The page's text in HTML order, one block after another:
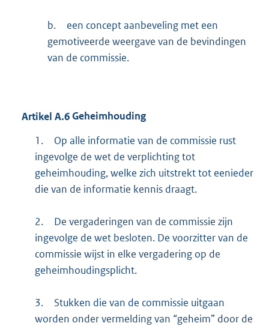
b.
een concept aanbeveling met een
gemotiveerde weergave van de bevindingen
van de commissie.
Artikel A.6Geheimhouding
1.
Op alle informatie van de commissie rust
ingevolge de wet de verplichting tot
geheimhouding, welke zich uitstrekt tot eenieder
die van de informatie kennis draagt.
2.
De vergaderingen van de commissie zijn
ingevolge de wet besloten. De voorzitter van de
commissie wijst in elke vergadering op de
geheimhoudingsplicht.
3.
Stukken die van de commissie uitgaan
worden onder vermelding van “geheim” door de